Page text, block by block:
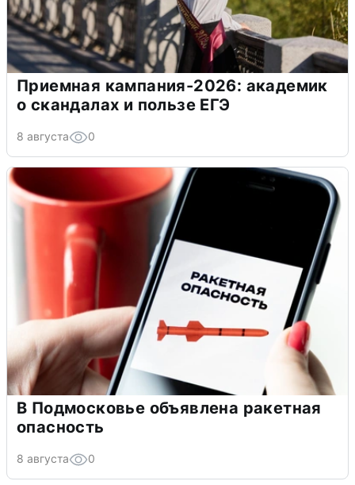
Приемная кампания-2026: академик
о скандалах и пользе ЕГЭ
8 августа 0
В Подмосковье объявлена ракетная
опасность
8 августа 0